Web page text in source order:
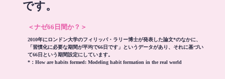
です。
＜ナゼ66日間か？＞
2010年にロンドン大学のフィリッパ・ラリー博士が発表した論文*のなかに、
「習慣化に必要な期間が平均で66日です」というデータがあり、それに基づい
て66日という期間設定にしています。
*： How are habits formed: Modeling habit formation in the real world